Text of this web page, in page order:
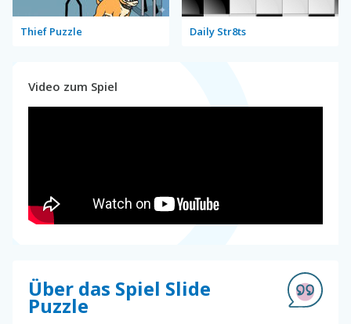
Thief Puzzle Daily Str8ts
Video zum Spiel
Über das Spiel Slide
Puzzle